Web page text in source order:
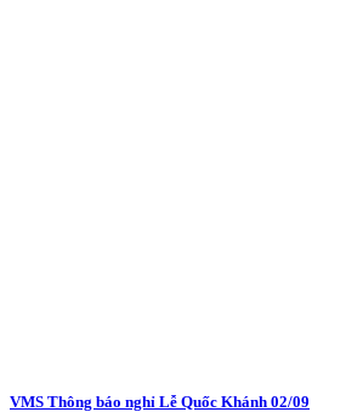
VMS Thông báo nghỉ Lễ Quốc Khánh 02/09